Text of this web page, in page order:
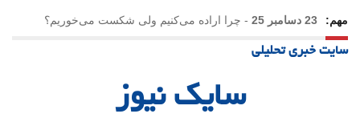
مهم: 23 دسامبر 25 - چرا اراده می‌کنیم ولی شکست می‌خوریم؟
21 دسامبر 25
سایت خبری تحلیلی
سایک نیوز